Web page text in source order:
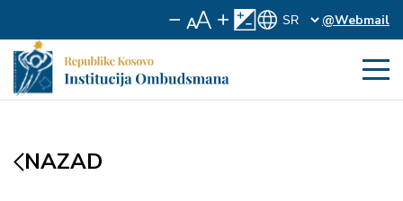
@Webmail
NAZAD